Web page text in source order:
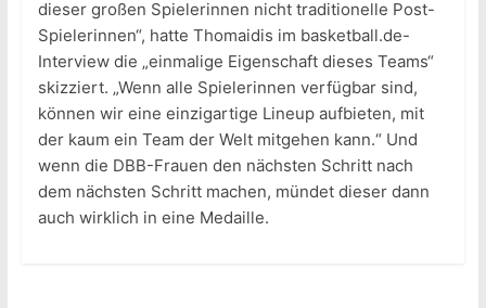
dieser großen Spielerinnen nicht traditionelle Post-
Spielerinnen“, hatte Thomaidis im basketball.de-
Interview die „einmalige Eigenschaft dieses Teams“
skizziert. „Wenn alle Spielerinnen verfügbar sind,
können wir eine einzigartige Lineup aufbieten, mit
der kaum ein Team der Welt mitgehen kann.“ Und
wenn die DBB-Frauen den nächsten Schritt nach
dem nächsten Schritt machen, mündet dieser dann
auch wirklich in eine Medaille.